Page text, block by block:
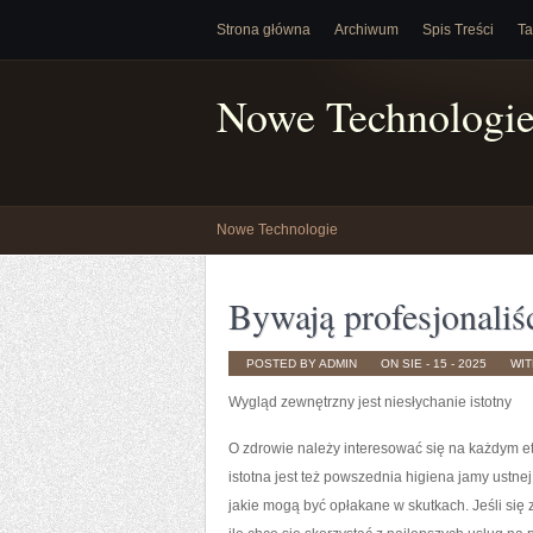
Strona główna Archiwum Spis Treści
Nowe
Nowe Technologie
Bywają
POSTED BY ADMIN ON SIE - 15 - 2025
Wygląd zewnętrzny jest niesłychanie istotny
O zdrowie należy interesować się na każdym
istotna jest też powszednia higiena jamy
jakie mogą być opłakane w skutkach. Jeśli